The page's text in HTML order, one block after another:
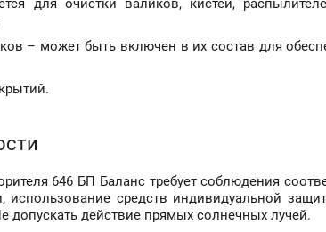
для очистки валиков, кистей,
– может быть включен в их состав для
646 БП Баланс требует соблюдения
использование средств индивидуальной
допускать действие прямых солнечных лучей.